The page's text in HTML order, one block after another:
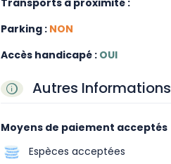
Parking : NON
Accès handicapé : OUI
Autres Informations
Moyens de paiement acceptés
Espèces acceptées